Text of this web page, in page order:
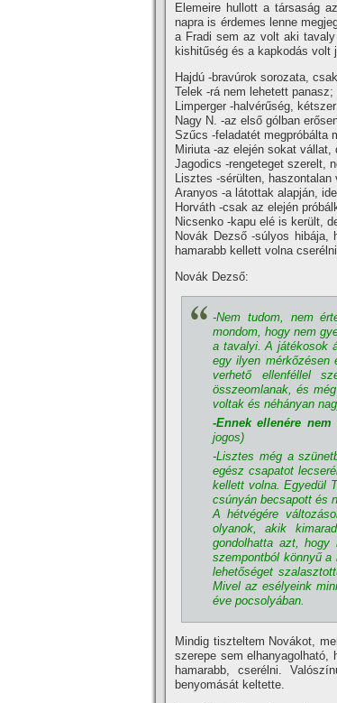
Elemeire hullott a társaság
napra is érdemes lenne
a Fradi sem az volt aki
kishitűség és a kapkodás volt
Hajdú -bravúrok sorozata,
Telek -rá nem lehetett panasz;
Limperger -halvérűség,
Nagy N. -az első gólban
Szűcs -feladatét megpróbálta
Miriuta -az elején sokat vállat,
Jagodics -rengeteget szerelt,
Lisztes -sérülten, haszontalan
Aranyos -a látottak alapján,
Horváth -csak az elején
Nicsenko -kapu elé is került,
Novák Dezső -súlyos hibája,
hamarabb kellett volna
Novák Dezső:
-Nem tudom, nem
mondom, hogy nem
a tavalyi. A játékosok
egy ilyen mérkőzésen
verhető ellenféllel
összeomlanak, és
voltak és néhányan
-Ennek ellenére
jogos)
-Lisztes még a
egész csapatot
kellett volna. Egyedül
csúnyán becsapott és
A hétvégére
olyanok, akik
gondolhatta azt,
szempontból könnyű
lehetőséget
Mivel az esélyeink
éve pocsolyában.
Mindig tiszteltem Novákot,
szerepe sem
hamarabb, cserélni.
benyomását keltette.